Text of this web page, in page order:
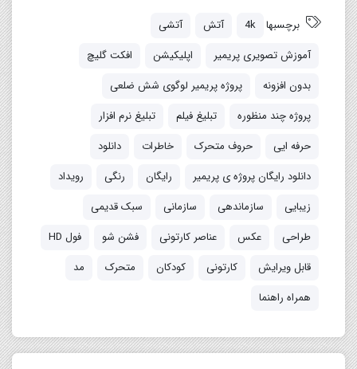
برچسبها 4k آتش
آتشی
آموزش تصویری پریمیر
اپلیکیشن
افکت گلیچ
بدون افزونه
پروژه پریمیر لوگوی شش ضلعی
پروژه چند منظوره
تبلیغ فیلم
تبلیغ نرم افزار
حرفه ایی
حروف متحرک خاطرات
دانلود
دانلود رایگان پروژه ی پریمیر
رایگان رنگی
رویداد
زیبایی
سازماندهی سازمانی
سبک قدیمی
طراحی
عکس عناصر کارتونی فشن شو
فول HD
قابل ویرایش
کارتونی کودکان متحرک
مد
همراه راهنما